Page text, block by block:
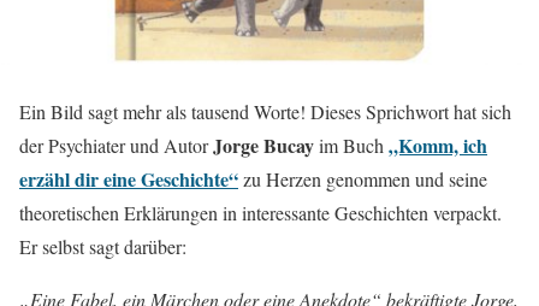
Ein Bild sagt mehr als tausend Worte! Dieses Sprichwort hat sich
der Psychiater und AutorJorge Bucayim Buch „Komm, ich
erzähl dir eine Geschichte“zu Herzen genommen und seine
theoretischen Erklärungen in interessante Geschichten verpackt.
Er selbst sagt darüber:
„Eine Fabel, ein Märchen oder eine Anekdote“ bekräftigte Jorge,